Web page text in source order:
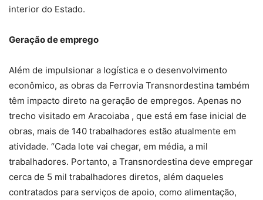
interior do Estado.
Geração de emprego
Além de impulsionar a logística e o desenvolvimento
econômico, as obras da Ferrovia Transnordestina também
têm impacto direto na geração de empregos. Apenas no
trecho visitado em Aracoiaba , que está em fase inicial de
obras, mais de 140 trabalhadores estão atualmente em
atividade. “Cada lote vai chegar, em média, a mil
trabalhadores. Portanto, a Transnordestina deve empregar
cerca de 5 mil trabalhadores diretos, além daqueles
contratados para serviços de apoio, como alimentação,